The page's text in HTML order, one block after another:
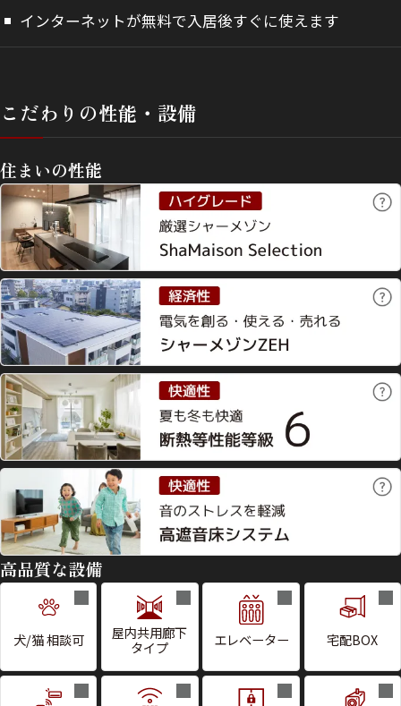
インターネットが無料で入居後すぐに使えます
こだわりの性能・設備
住まいの性能
高品質な設備
犬/猫 相談可
屋内共用廊下
タイプ
エレベーター 宅配BOX